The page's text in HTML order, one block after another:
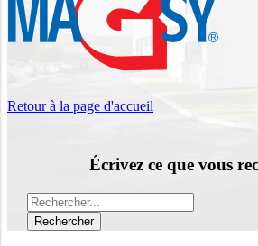
Retour à la page d'accueil
Écrivez ce que vous